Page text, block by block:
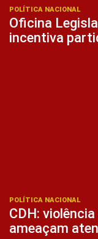
POLÍTICA NACIONAL
Oficina
incentiva
POLÍTICA NACIONAL
CDH:
ameaçam